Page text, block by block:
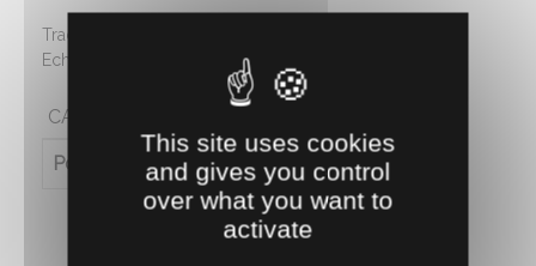
Tracteur Claas Axion 950, en métal et en plastique.
Echelle 1:32. A partir de 3 ans.
CARACTÉRISTIQUES
Poids (en kg) 0.5
This site uses cookies
and gives you control
over what you want to
activate